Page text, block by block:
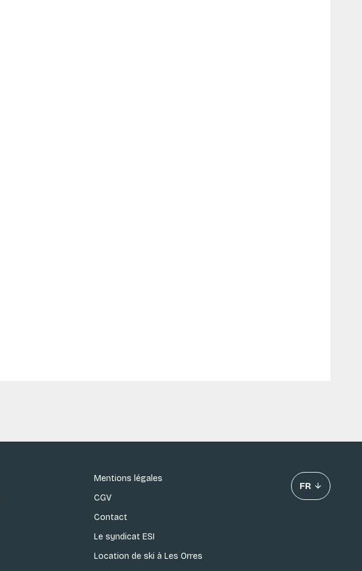
Mentions légales
CGV
Contact
Le syndicat ESI
Location de ski à Les Orres
FR